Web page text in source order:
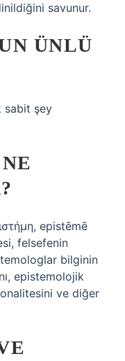
savunur.
ÜNLÜ
sabit şey
epistēmē
felsefenin
bilginin
epistemolojik
ve diğer